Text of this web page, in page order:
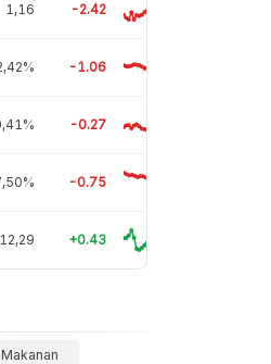
1,16 -2.42
-1.06
-0.27
-0.75
+0.43